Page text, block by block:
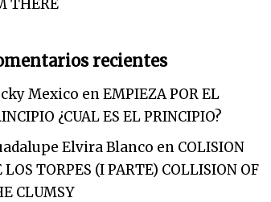
THERE
recientes
Mexico enEMPIEZA POR EL
¿CUAL ES EL PRINCIPIO?
Elvira Blanco en COLISION
LOS TORPES (I PARTE) COLLISION OF
CLUMSY